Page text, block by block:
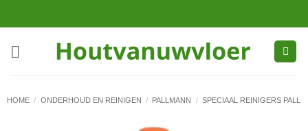
naar
HOME / ONDERHOUD EN REINIGEN / PALLMANN / SPECIAAL REINIGERS PALL